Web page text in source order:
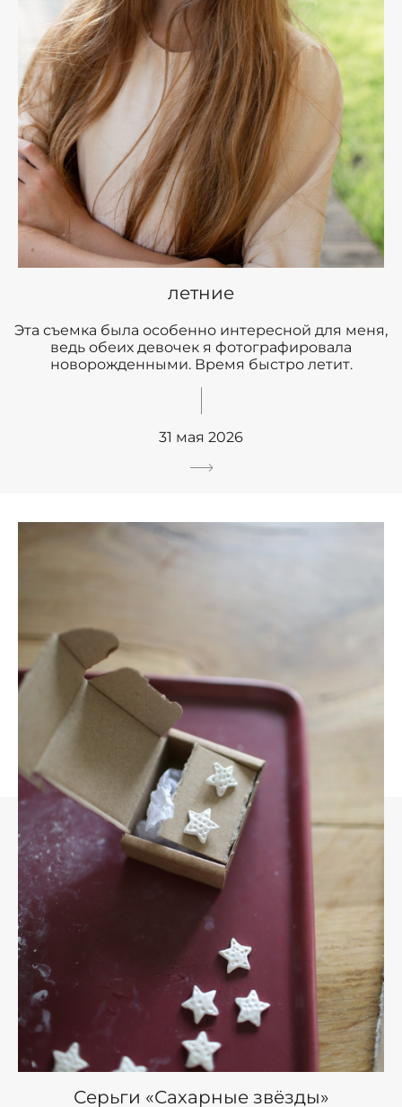
летние
Эта съемка была особенно интересной для меня,
ведь обеих девочек я фотографировала
новорожденными. Время быстро летит.
31 мая 2026
Серьги «Сахарные звёзды»